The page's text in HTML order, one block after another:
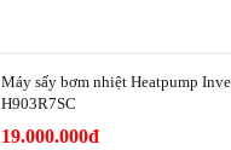
Ngăn rau TasteLock bảo
lâu hơn
Máy sấy bơm nhiệt Heatpump
H903R7SC
19.000.000đ